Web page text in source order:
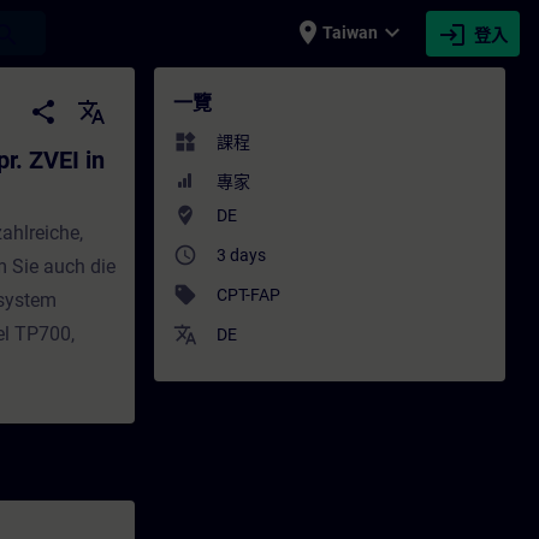
place Taiwan expand_more login 登入
TIA Portal (Präsenz-Test) - 培訓 - 培訓
share
translate
ZVEI in
Sie auch die
TP700,
一覽
widgets 課程
專家
where_to_vote DE
access_time 3 days
sell CPT-FAP
translate DE